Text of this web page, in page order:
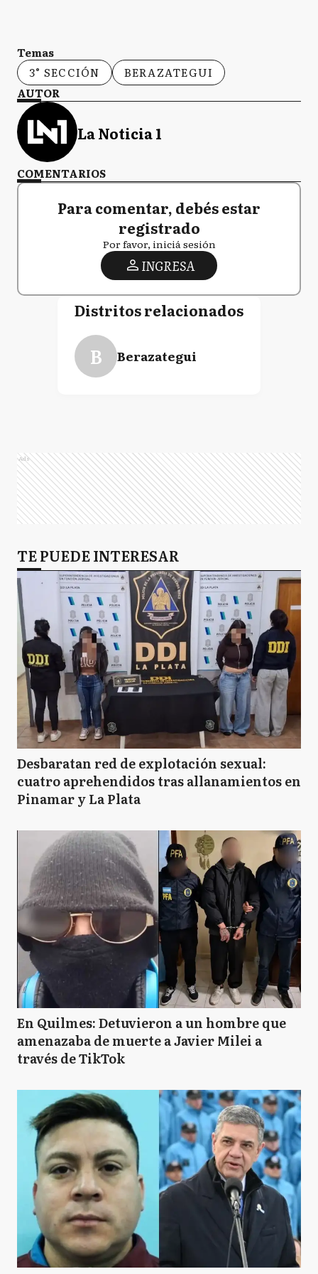
Temas
3° SECCIÓN
BERAZATEGUI
AUTOR
La Noticia 1
COMENTARIOS
Para comentar, debés estar
registrado
Por favor, iniciá sesión
INGRESA
Distritos relacionados
B Berazategui
Ads
TE PUEDE INTERESAR
Desbaratan red de explotación sexual:
cuatro aprehendidos tras allanamientos en
Pinamar y La Plata
En Quilmes: Detuvieron a un hombre que
amenazaba de muerte a Javier Milei a
través de TikTok